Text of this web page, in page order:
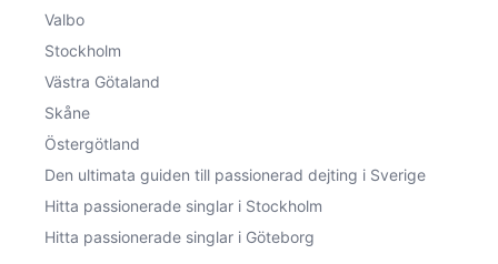
Valbo
Stockholm
Västra Götaland
Skåne
Östergötland
Den ultimata guiden till passionerad dejting i Sverige
Hitta passionerade singlar i Stockholm
Hitta passionerade singlar i Göteborg